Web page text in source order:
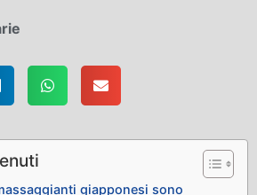
giapponesi sono